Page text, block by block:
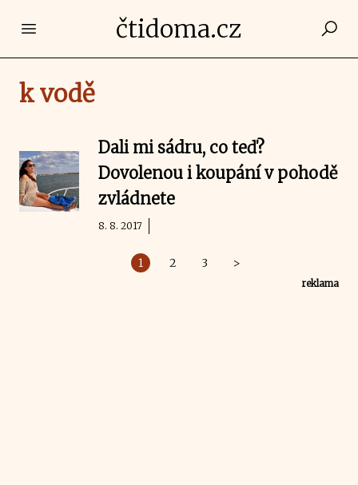
Open main menučtidoma.cz
k vodě
Dali mi sádru, co teď?
Dovolenou i koupání v pohodě
zvládnete
8. 8. 2017
1 2 3 >
reklama